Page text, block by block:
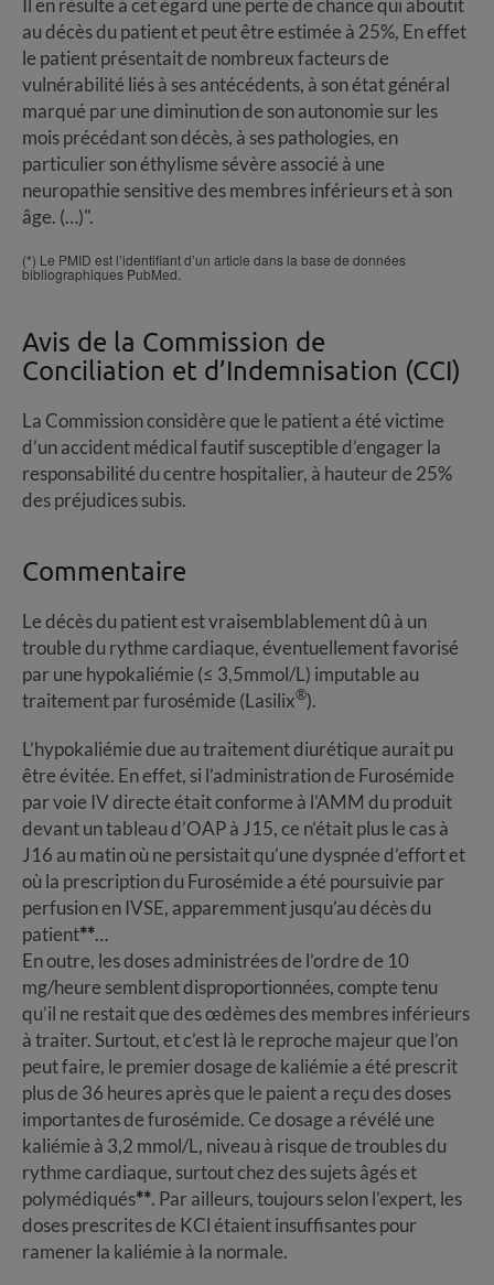
au décès du patient et peut être estimée à 25%, En effet
le patient présentait de nombreux facteurs de
vulnérabilité liés à ses antécédents, à son état général
marqué par une diminution de son autonomie sur les
mois précédant son décès, à ses pathologies, en
particulier son éthylisme sévère associé à une
neuropathie sensitive des membres inférieurs et à son
âge. (…)".
(*) Le PMID est l’identifiant d’un article dans la base de données
bibliographiques PubMed.
Avis de la Commission de
Conciliation et d’Indemnisation (CCI)
La Commission considère que le patient a été victime
d’un accident médical fautif susceptible d’engager la
responsabilité du centre hospitalier, à hauteur de 25%
des préjudices subis.
Commentaire
Le décès du patient est vraisemblablement dû à un
trouble du rythme cardiaque, éventuellement favorisé
par une hypokaliémie (≤ 3,5mmol/L) imputable au
traitement par furosémide (Lasilix®).
L’hypokaliémie due au traitement diurétique aurait pu
être évitée. En effet, si l’administration de Furosémide
par voie IV directe était conforme à l’AMM du produit
devant un tableau d’OAP à J15, ce n’était plus le cas à
J16 au matin où ne persistait qu’une dyspnée d’effort et
où la prescription du Furosémide a été poursuivie par
perfusion en IVSE, apparemment jusqu’au décès du
patient**…
En outre, les doses administrées de l’ordre de 10
mg/heure semblent disproportionnées, compte tenu
qu’il ne restait que des œdèmes des membres inférieurs
à traiter. Surtout, et c’est là le reproche majeur que l’on
peut faire, le premier dosage de kaliémie a été prescrit
plus de 36 heures après que le paient a reçu des doses
importantes de furosémide. Ce dosage a révélé une
kaliémie à 3,2 mmol/L, niveau à risque de troubles du
rythme cardiaque, surtout chez des sujets âgés et
polymédiqués**. Par ailleurs, toujours selon l’expert, les
doses prescrites de KCl étaient insuffisantes pour
ramener la kaliémie à la normale.